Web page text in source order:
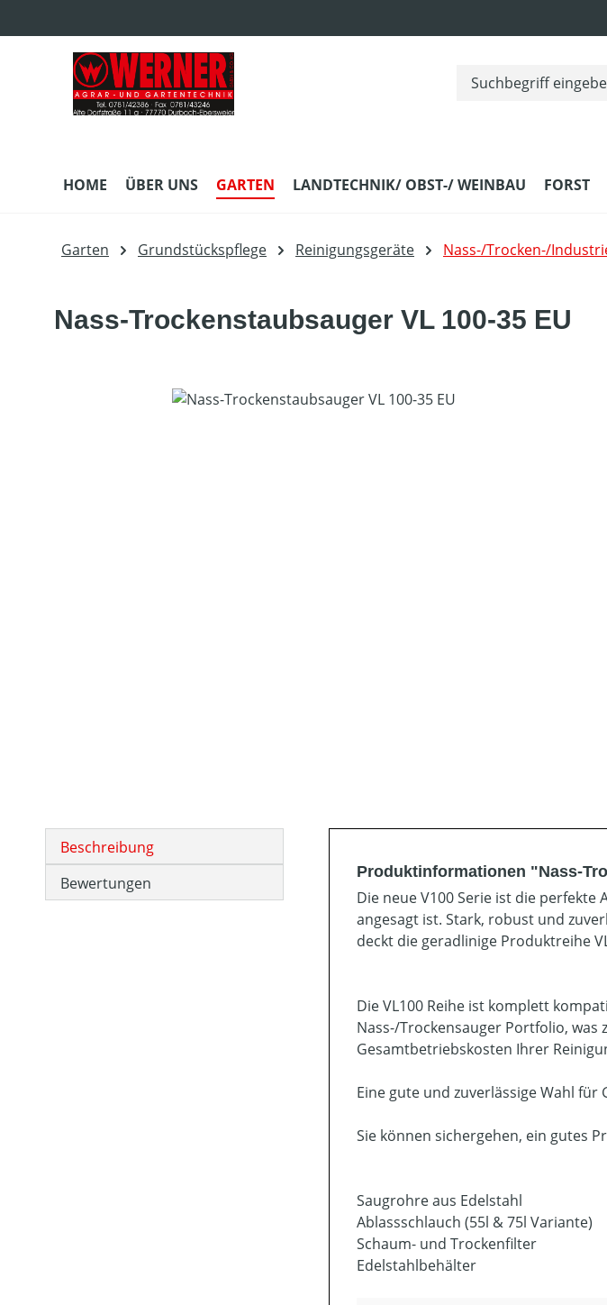
HOME ÜBER UNS GARTEN LANDTECHNIK/ OBST-/ WEINBAU FORST
Garten Grundstückspflege Reinigungsgeräte Nass-/Trocken-/
Nass-Trockenstaubsauger VL 100-35 EU
Bildergalerie überspringen
Beschreibung
Bewertungen
Produktinformationen "Nass-
Die neue V100 Serie ist die perfekte
angesagt ist. Stark, robust und
deckt die geradlinige Produktreihe
Die VL100 Reihe ist komplett
Nass-/Trockensauger Portfolio,
Gesamtbetriebskosten Ihrer
Eine gute und zuverlässige Wahl
Sie können sichergehen, ein gutes
Saugrohre aus Edelstahl
Ablassschlauch (55l & 75l Variante)
Schaum- und Trockenfilter
Edelstahlbehälter